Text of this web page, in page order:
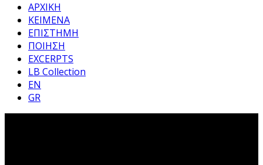
ΑΡΧΙΚΗ
ΚΕΙΜΕΝΑ
ΕΠΙΣΤΗΜΗ
ΠΟΙΗΣΗ
EXCERPTS
LB Collection
EN
GR